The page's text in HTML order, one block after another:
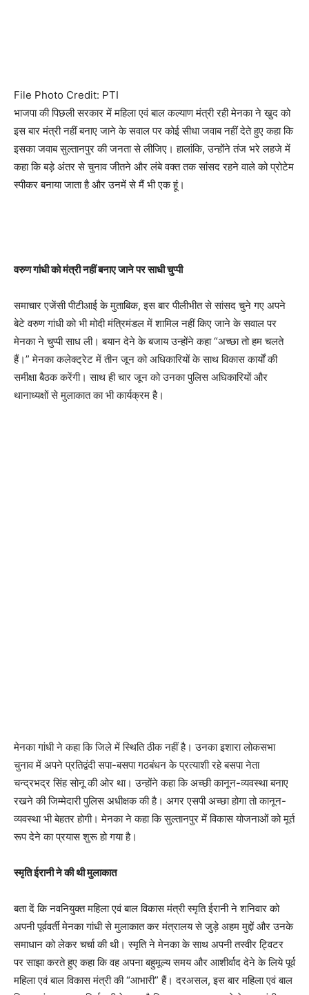
File Photo Credit: PTI
भाजपा की पिछली सरकार में महिला एवं बाल कल्याण मंत्री रही मेनका ने खुद को
इस बार मंत्री नहीं बनाए जाने के सवाल पर कोई सीधा जवाब नहीं देते हुए कहा कि
इसका जवाब सुल्तानपुर की जनता से लीजिए। हालांकि, उन्होंने तंज भरे लहजे में
कहा कि बड़े अंतर से चुनाव जीतने और लंबे वक्त तक सांसद रहने वाले को प्रोटेम
स्पीकर बनाया जाता है और उनमें से मैं भी एक हूं।
वरुण गांधी को मंत्री नहीं बनाए जाने पर साधी चुप्पी
समाचार एजेंसी पीटीआई के मुताबिक, इस बार पीलीभीत से सांसद चुने गए अपने
बेटे वरुण गांधी को भी मोदी मंत्रिमंडल में शामिल नहीं किए जाने के सवाल पर
मेनका ने चुप्पी साध ली। बयान देने के बजाय उन्होंने कहा “अच्छा तो हम चलते
हैं।” मेनका कलेक्ट्रेट में तीन जून को अधिकारियों के साथ विकास कार्यों की
समीक्षा बैठक करेंगी। साथ ही चार जून को उनका पुलिस अधिकारियों और
थानाध्यक्षों से मुलाकात का भी कार्यक्रम है।
मेनका गांधी ने कहा कि जिले में स्थिति ठीक नहीं है। उनका इशारा लोकसभा
चुनाव में अपने प्रतिद्वंदी सपा-बसपा गठबंधन के प्रत्याशी रहे बसपा नेता
चन्द्रभद्र सिंह सोनू की ओर था। उन्होंने कहा कि अच्छी कानून-व्यवस्था बनाए
रखने की जिम्मेदारी पुलिस अधीक्षक की है। अगर एसपी अच्छा होगा तो कानून-
व्यवस्था भी बेहतर होगी। मेनका ने कहा कि सुल्तानपुर में विकास योजनाओं को मूर्त
रूप देने का प्रयास शुरू हो गया है।
स्मृति ईरानी ने की थी मुलाकात
बता दें कि नवनियुक्त महिला एवं बाल विकास मंत्री स्मृति ईरानी ने शनिवार को
अपनी पूर्ववर्ती मेनका गांधी से मुलाकात कर मंत्रालय से जुड़े अहम मुद्दों और उनके
समाधान को लेकर चर्चा की थी। स्मृति ने मेनका के साथ अपनी तस्वीर ट्विटर
पर साझा करते हुए कहा कि वह अपना बहुमूल्य समय और आशीर्वाद देने के लिये पूर्व
महिला एवं बाल विकास मंत्री की “आभारी” हैं। दरअसल, इस बार महिला एवं बाल